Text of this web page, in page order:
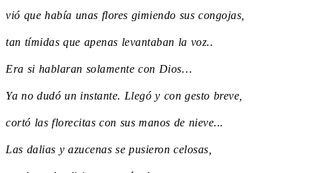
vió que había unas flores gimiendo sus congojas,
tan tímidas que apenas levantaban la voz..
Era si hablaran solamente con Dios…
Ya no dudó un instante. Llegó y con gesto breve,
cortó las florecitas con sus manos de nieve...
Las dalias y azucenas se pusieron celosas,